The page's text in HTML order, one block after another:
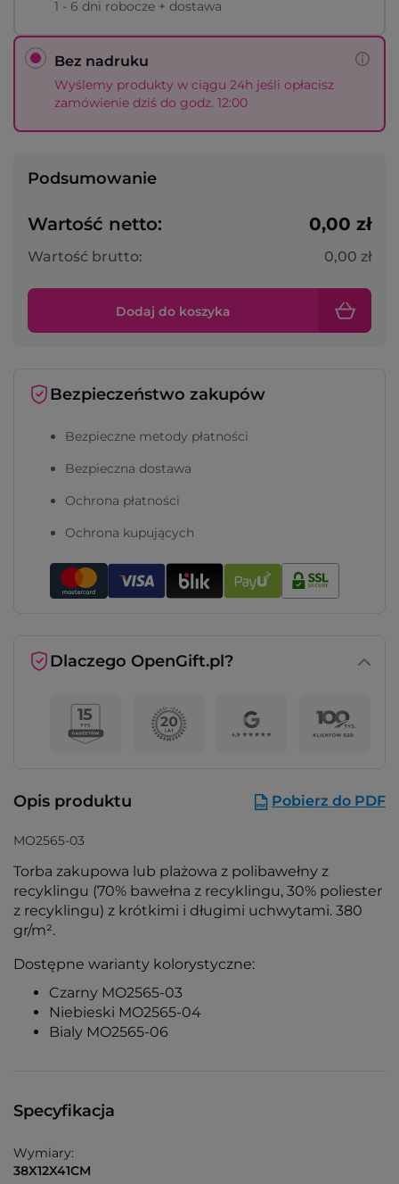
1 - 6 dni robocze + dostawa
Bez nadruku
Wyślemy produkty w ciągu 24h jeśli opłacisz
zamówienie dziś do godz. 12:00
Podsumowanie
Wartość netto: 0,00 zł
Wartość brutto: 0,00 zł
Dodaj do koszyka
Bezpieczeństwo zakupów
Bezpieczne metody płatności
Bezpieczna dostawa
Ochrona płatności
Ochrona kupujących
Dlaczego OpenGift.pl?
Opis produktu Pobierz do PDF
MO2565-03
Torba zakupowa lub plażowa z polibawełny z
recyklingu (70% bawełna z recyklingu, 30% poliester
z recyklingu) z krótkimi i długimi uchwytami. 380
gr/m².
Dostępne warianty kolorystyczne:
Czarny MO2565-03
Niebieski MO2565-04
Bialy MO2565-06
Specyfikacja
Wymiary:
38X12X41CM